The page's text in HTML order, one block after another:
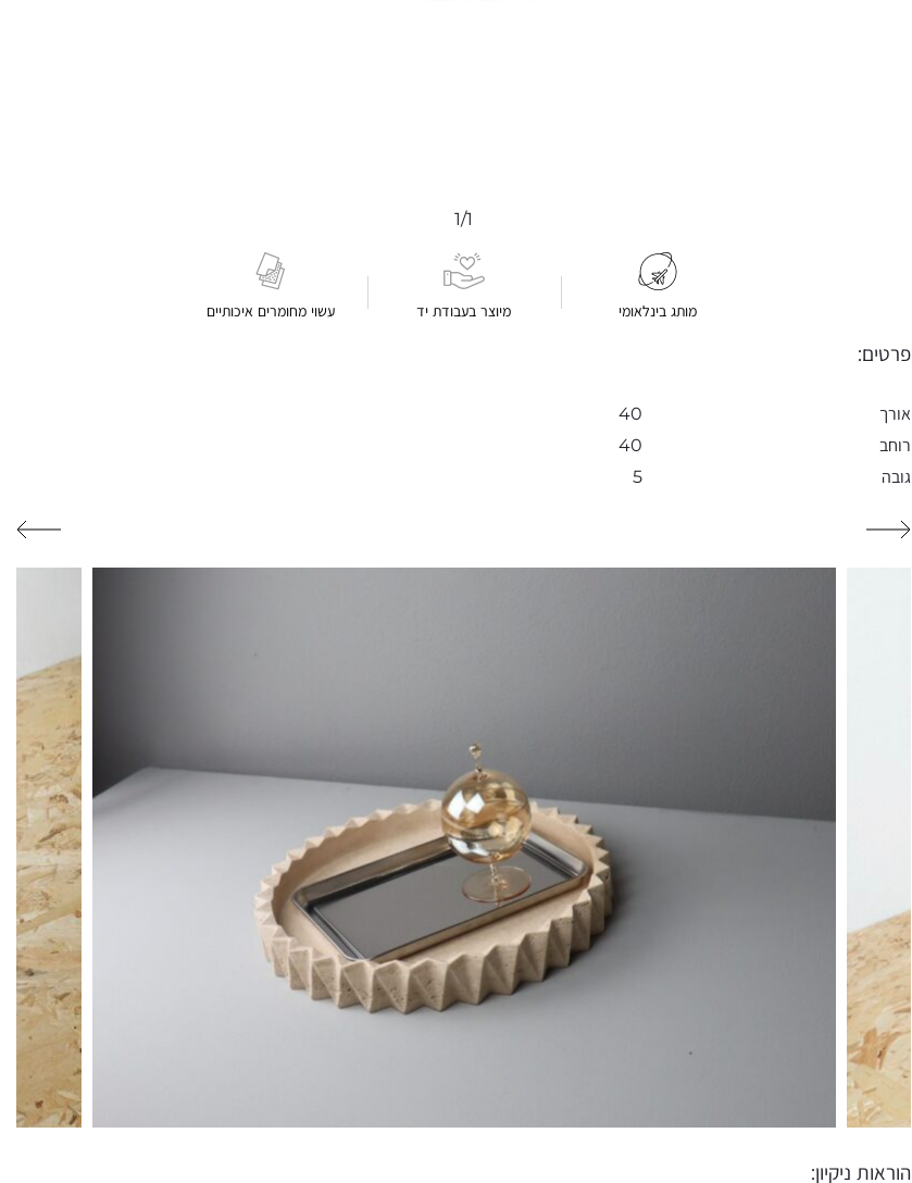
1/1
מותג בינלאומי מיוצר בעבודת יד עשוי מחומרים איכותיים
פרטים:
אורך
40
רוחב
40
גובה
5
הוראות ניקיון: